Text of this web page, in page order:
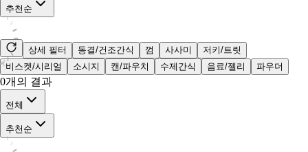
추천순
상세 필터 동결/건조간식 껌 사사미
저키/트릿
비스켓/시리얼
소시지 캔/파우치 수제간식 음료/젤리 파우더
0개의 결과
전체
추천순